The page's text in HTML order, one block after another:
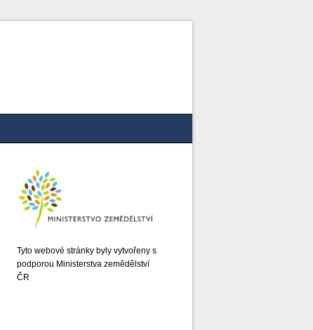
Tyto webové stránky byly vytvořeny s
podporou Ministerstva zemědělství
ČR